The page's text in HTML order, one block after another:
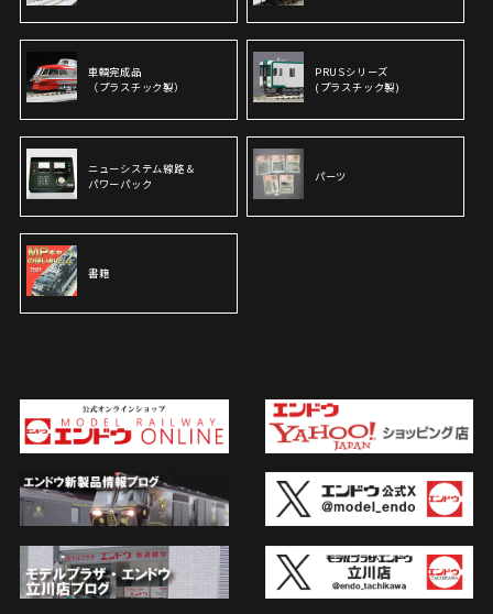
車輌完成品
（プラスチック製）
PRUSシリーズ
(プラスチック製)
ニューシステム線路＆
パワーパック
パーツ
書籍